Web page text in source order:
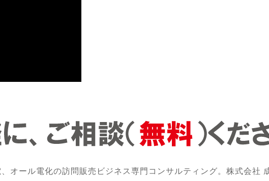
オール電化の訪問販売ビジネス専門コンサルティング。株式会社